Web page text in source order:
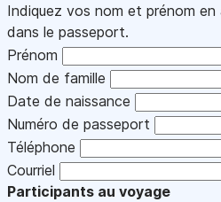
Indiquez vos nom et prénom
dans le passeport.
Prénom
Nom de famille
Date de naissance
Numéro de passeport
Téléphone
Courriel
Participants au voyage